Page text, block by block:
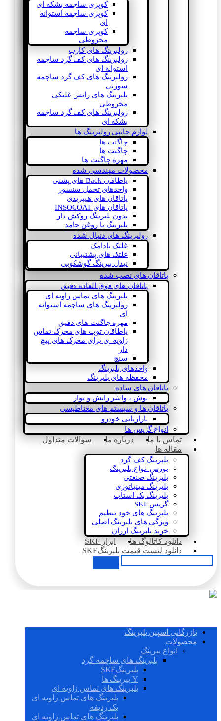
کوپری ساچمه بشکه ای
کوپری ساچمه استوانه
ای
کوپری ساچمه
مخروطی
رولبرینگ های کارب
رولبرینگ های کف گرد ساچمه
استوانه ای
رولبرینگ های کف گرد ساچمه
سوزنی
بلبرینگ های رانش غلتکی
مخروطی
رولبرینگ های کف گرد ساچمه
بشکه ای
لوازم جانبی رولبرینگ ها
چاگنت ها
چاگنت ها
مهره چاگنت ها
محصولات مهندسی شده
یاطاقان Back های پشتی
واحدهای تحمل سنسور
یاتاقان های هیبریدی
یاتاقان های INSOCOAT
بدون بلبرینگ روکش دار
بلبرینگ با روغن جامد
رولبرینگ های دنبال شده
غلتک بادامک
غلتک های پشتیبانی
نیدل بیرینگ گوشکوبی
یاتاقان های نصب شده
یاتاقان های فوق العاده دقیق
بلبرینگ های تماس زاویه ای
رولبرینگ های ساچمه استوانه
ای
مهره چاگنت های دقیق
یاطاقان توپ های محرک تماس
زاویه ای برای محرک های پیچ
دار
سنج
واحدهای بلبرینگ
محفظه های بلبرینگ
یاتاقان های ساده
بوش ، واشر رانش و نوار
یاتاقان ها و سیستم های مغناطیسی
بازاریابی خودرو
انواع گریس ها
تماس با ما درباره ما
سوالات متداول
مقاله ها
بلبرینگ کف گرد
بورس انواع بلبرینگ
بلبرینگ صنعتی
بلبرینگ مینیاتوری
بلبرینگ بک استاپ
گریس SKF
بلبرینگ های خود تنظیم
ویژگی های بلبرینگ اصلی
خرید بلبرینگ ارزان
دانلود کاتالوگ ها
ابزار SKF
دانلود لیست قیمت بلبرینگSKF
بازرگانی اسپین بلبرینگ
محصولات
انواع بیرینگ
بلبرینگ های ساچمه گرد
بلبرینگSKF
Y بیرینگ ها
بلبرینگ های تماس زاویه ای
بلبرینگ های تماس زاویه ای
یک ردیفه
بلبرینگ های تماس زاویه ای